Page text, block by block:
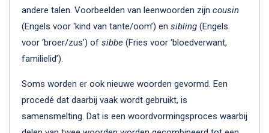
andere talen. Voorbeelden van leenwoorden zijn cousin
(Engels voor ‘kind van tante/oom’) en sibling (Engels
voor ‘broer/zus’) of sibbe (Fries voor ‘bloedverwant,
familielid’).
Soms worden er ook nieuwe woorden gevormd. Een
procedé dat daarbij vaak wordt gebruikt, is
samensmelting. Dat is een woordvormingsproces waarbij